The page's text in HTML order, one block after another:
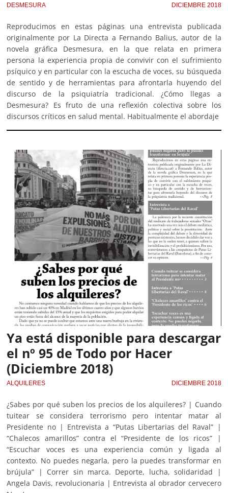
DESMESURA DICIEMBRE 2018
Reproducimos en estas páginas una entrevista publicada
originalmente por La Directa a Fernando Balius, autor de la
novela gráfica Desmesura, en la que relata en primera
persona la experiencia propia de convivir con el sufrimiento
psíquico y en particular con la escucha de voces, su búsqueda
de sentido y de herramientas para afrontarla huyendo del
discurso de la psiquiatría tradicional. ¿Cómo llegas a
Desmesura? Es fruto de una reflexión colectiva sobre los
discursos críticos en salud mental. Habitualmente el abordaje
Ya está disponible para descargar
el nº 95 de Todo por Hacer
(Diciembre 2018)
ALQUILERES DICIEMBRE 2018
¿Sabes por qué suben los precios de los alquileres? | Cuando
tuitear se considera terrorismo pero intentar matar al
Presidente no | Entrevista a “Putas Libertarias del Raval” |
“Chalecos amarillos” contra el “Presidente de los ricos” |
“Escuchar voces es una experiencia común y ligada al
contexto. No puedes negarla, pero la puedes transformar en
brújula” | Correr sin marca. Deporte, lucha, solidaridad |
Angela Davis, revolucionaria | Entrevista al obrador cervecero